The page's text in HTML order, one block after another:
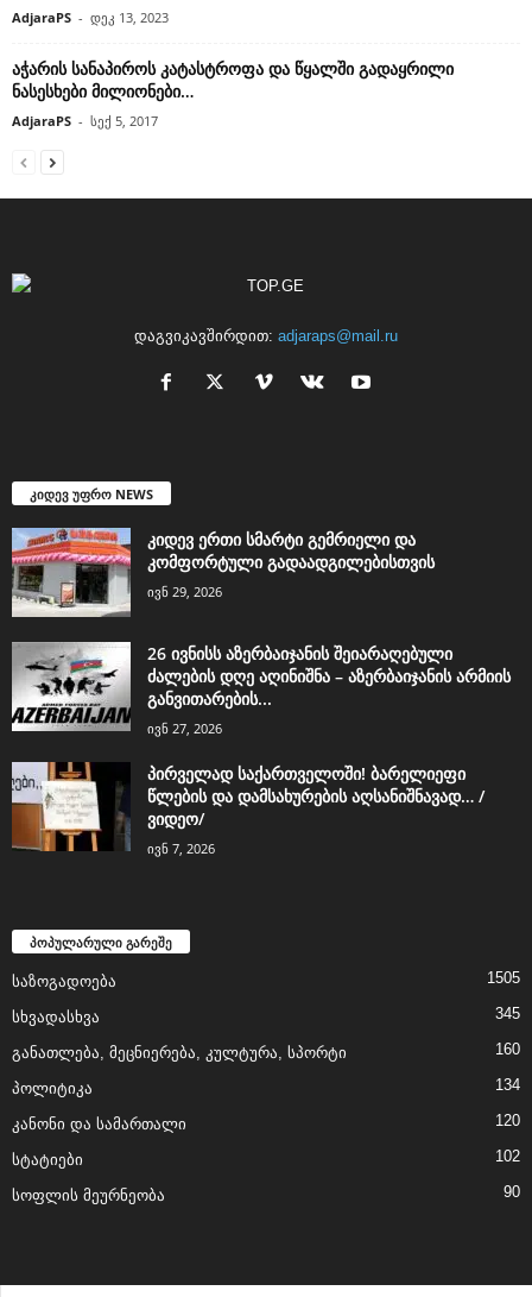
AdjaraPS - დეკ 13, 2023
აჭარის სანაპიროს კატასტროფა და წყალში გადაყრილი
ნასესხები მილიონები…
AdjaraPS - სექ 5, 2017
დაგვიკავშირდით: adjaraps@mail.ru
კიდევ უფრო NEWS
კიდევ ერთი სმარტი გემრიელი და
კომფორტული გადაადგილებისთვის
ივნ 29, 2026
26 ივნისს აზერბაიჯანის შეიარაღებული
ძალების დღე აღინიშნა – აზერბაიჯანის არმიის
განვითარების...
ივნ 27, 2026
პირველად საქართველოში! ბარელიეფი
წლების და დამსახურების აღსანიშნავად… /
ვიდეო/
ივნ 7, 2026
პოპულარული გარეშე
საზოგადოება 1505
სხვადასხვა 345
განათლება, მეცნიერება, კულტურა, სპორტი 160
პოლიტიკა 134
კანონი და სამართალი 120
სტატიები 102
სოფლის მეურნეობა 90